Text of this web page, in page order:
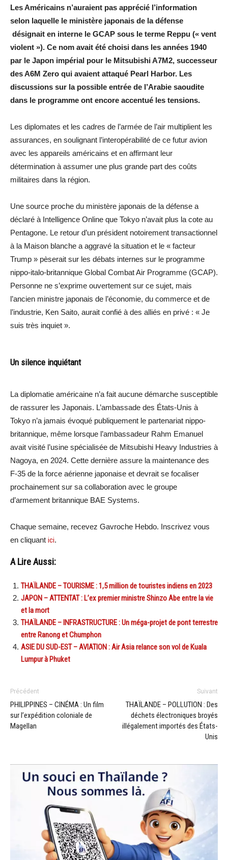
Les Américains n’auraient pas apprécié l’information
selon laquelle le ministère japonais de la défense
désignait en interne le GCAP sous le terme Reppu (« vent
violent »). Ce nom avait été choisi dans les années 1940
par le Japon impérial pour le Mitsubishi A7M2, successeur
des A6M Zero qui avaient attaqué Pearl Harbor. Les
discussions sur la possible entrée de l’Arabie saoudite
dans le programme ont encore accentué les tensions.
Les diplomates et les cadres de l’armée de l’air multiplient les
assurances, en soulignant l’interopérabilité de ce futur avion
avec les appareils américains et en affirmant leur
détermination à assumer une plus grande part des coûts
militaires dans la région.
Une source proche du ministère japonais de la défense a
déclaré à Intelligence Online que Tokyo n’avait plus la cote au
Pentagone. Le retour d’un président notoirement transactionnel
à la Maison blanche a aggravé la situation et le « facteur
Trump » pèserait sur les débats internes sur le programme
nippo-italo-britannique Global Combat Air Programme (GCAP).
Personne ne s’exprime ouvertement sur ce sujet, mais
l’ancien ministre japonais de l’économie, du commerce et de
l’industrie, Ken Saito, aurait confié à des alliés en privé : « Je
suis très inquiet ».
Un silence inquiétant
La diplomatie américaine n’a fait aucune démarche susceptible
de rassurer les Japonais. L’ambassade des États-Unis à
Tokyo n’a jamais évoqué publiquement le partenariat nippo-
britannique, même lorsque l’ambassadeur Rahm Emanuel
avait visité l’usine spécialisée de Mitsubishi Heavy Industries à
Nagoya, en 2024. Cette dernière assure la maintenance des
F-35 de la force aérienne japonaise et devrait se focaliser
prochainement sur sa collaboration avec le groupe
d’armement britannique BAE Systems.
Chaque semaine, recevez Gavroche Hebdo. Inscrivez vous
en cliquant ici.
A Lire Aussi:
THAÏLANDE – TOURISME : 1,5 million de touristes indiens en 2023
JAPON – ATTENTAT : L’ex premier ministre Shinzo Abe entre la vie
et la mort
THAÏLANDE – INFRASTRUCTURE : Un méga-projet de pont terrestre
entre Ranong et Chumphon
ASIE DU SUD-EST – AVIATION : Air Asia relance son vol de Kuala
Lumpur à Phuket
Précédent
PHILIPPINES – CINÉMA : Un film
sur l’expédition coloniale de
Magellan
Suivant
THAÏLANDE – POLLUTION : Des
déchets électroniques broyés
illégalement importés des États-
Unis